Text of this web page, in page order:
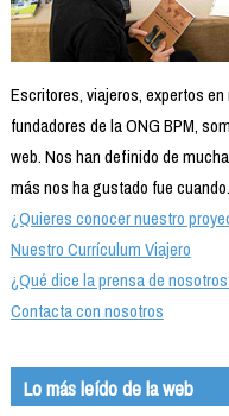
Escritores, viajeros, expertos
fundadores de la ONG BPM,
web. Nos han definido de
más nos ha gustado fue
¿Quieres conocer nuestro
Nuestro Currículum Viajero
¿Qué dice la prensa de
Contacta con nosotros
Lo más leído de la web